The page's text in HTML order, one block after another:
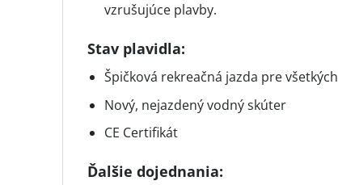
vzrušujúce plavby.
Stav plavidla:
Špičková rekreačná jazda pre všetkých
Nový, nejazdený vodný skúter
CE Certifikát
Ďalšie dojednania: